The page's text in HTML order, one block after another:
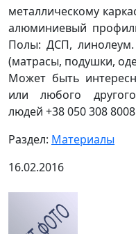
металлическому
алюминиевый
Полы: ДСП, линолеум.
(матрасы, подушки,
Может быть
или любого
людей +38 050 308
Раздел: Материалы
16.02.2016